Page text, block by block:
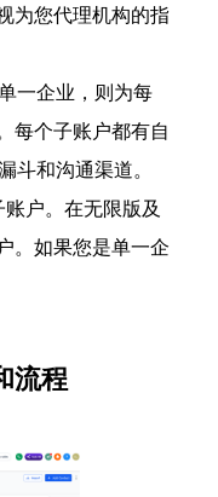
为您代理机构的指
一企业，则为每
每个子账户都有自
斗和沟通渠道。
户。在无限版及
。如果您是单一企
流程